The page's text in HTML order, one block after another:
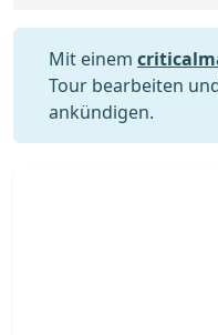
Mit einem
Tour bearbeiten
ankündigen.